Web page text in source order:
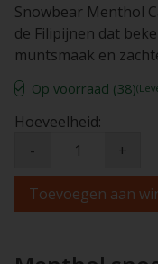
Snowbear Menthol
de Filipijnen dat
muntsmaak en
Op voorraad (38)
Hoeveelheid:
-
+
Toevoegen aan